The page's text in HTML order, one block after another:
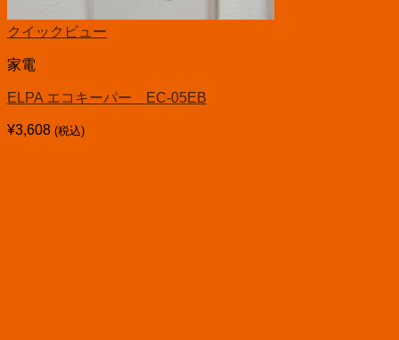
クイックビュー
家電
ELPA エコキーパー EC-05EB
¥3,608 (税込)